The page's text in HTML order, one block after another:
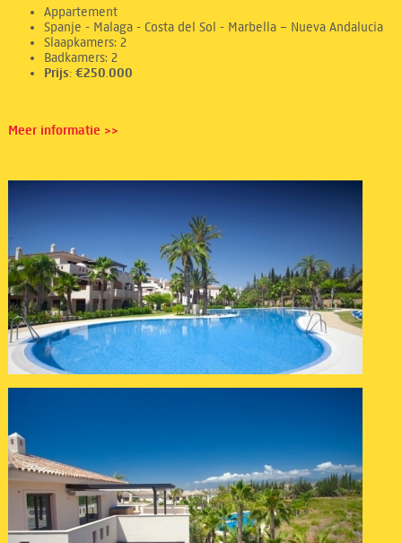
Appartement
Spanje - Malaga - Costa del Sol - Marbella – Nueva Andalucia
Slaapkamers: 2
Badkamers: 2
Prijs: €250.000
Meer informatie >>